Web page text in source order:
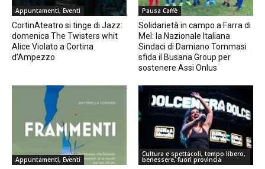
Appuntamenti, Eventi
CortinAteatro si tinge di Jazz:
domenica The Twisters whit
Alice Violato a Cortina
d’Ampezzo
Pausa Caffè
Solidarietà in campo a Farra di
Mel: la Nazionale Italiana
Sindaci di Damiano Tommasi
sfida il Busana Group per
sostenere Assi Onlus
Appuntamenti, Eventi
Cultura e spettacoli, tempo libero,
benessere, fuori provincia